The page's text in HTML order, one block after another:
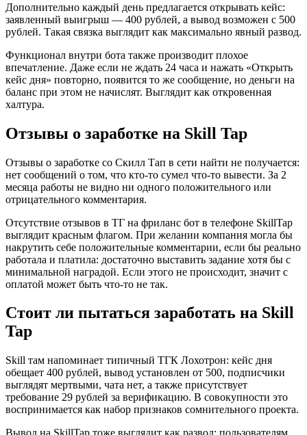
Дополнительно каждый день предлагается открывать кейс:
заявленный выигрыш — 400 рублей, а вывод возможен с 500
рублей. Такая связка выглядит как максимально явный развод.
Функционал внутри бота также производит плохое
впечатление. Даже если не ждать 24 часа и нажать «Открыть
кейс дня» повторно, появится то же сообщение, но деньги на
баланс при этом не начислят. Выглядит как откровенная
халтура.
Отзывы о заработке на Skill Tap
Отзывы о заработке со Скилл Тап в сети найти не получается:
нет сообщений о том, что кто-то сумел что-то вывести. За 2
месяца работы не видно ни одного положительного или
отрицательного комментария.
Отсутствие отзывов в ТГ на фриланс бот в телефоне SkillTap
выглядит красным флагом. При желании компания могла бы
накрутить себе положительные комментарии, если бы реально
работала и платила: достаточно выставить задание хотя бы с
минимальной наградой. Если этого не происходит, значит с
оплатой может быть что-то не так.
Стоит ли пытаться заработать на Skill
Tap
Skill там напоминает типичный ТГК Лохотрон: кейс дня
обещает 400 рублей, вывод установлен от 500, подписчики
выглядят мертвыми, чата нет, а также присутствует
требование 29 рублей за верификацию. В совокупности это
воспринимается как набор признаков сомнительного проекта.